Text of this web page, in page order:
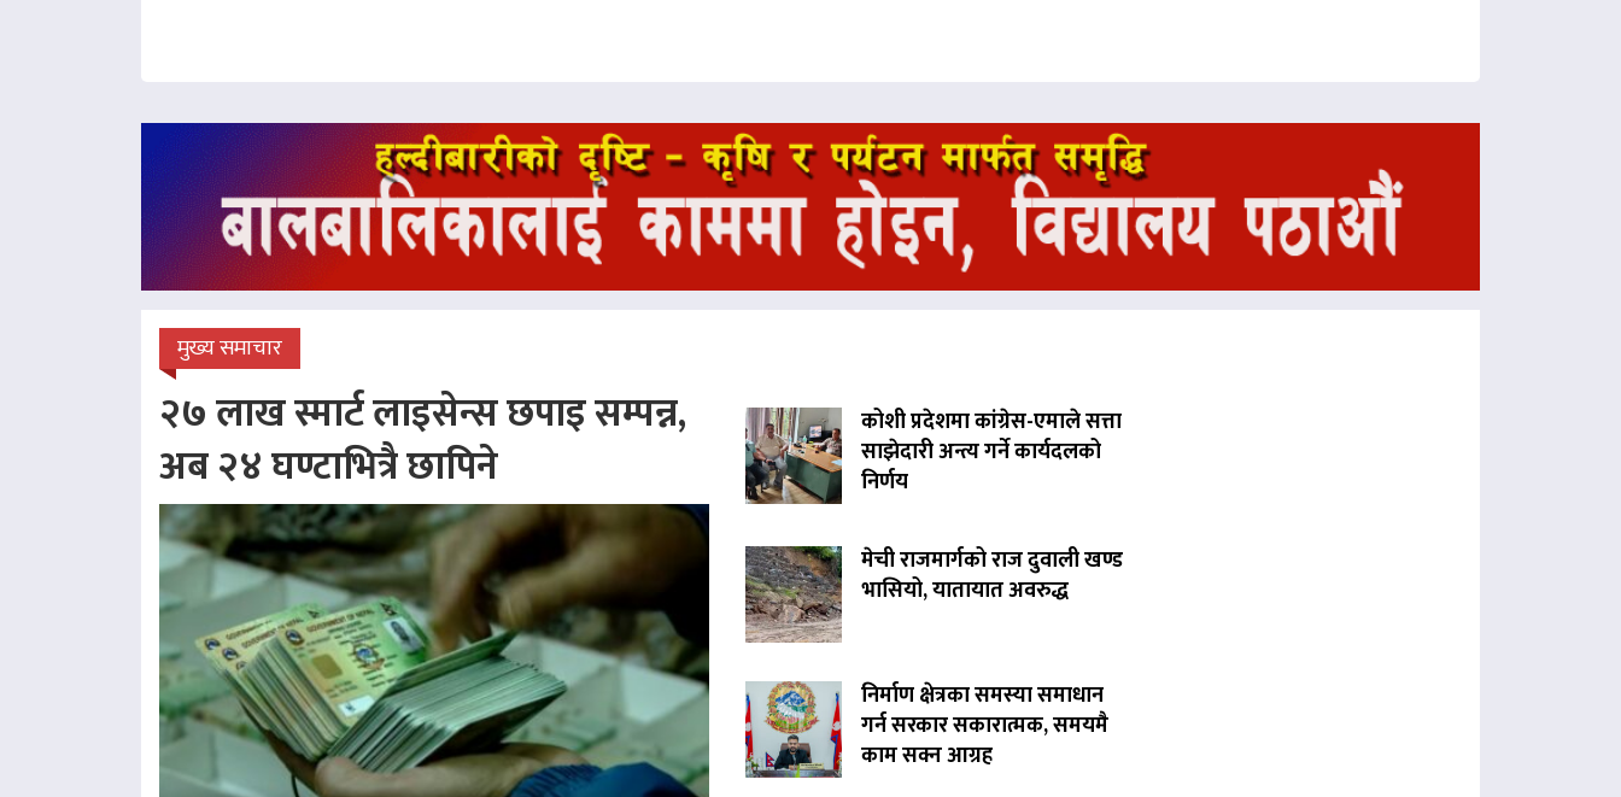
मुख्य समाचार
२७ लाख स्मार्ट लाइसेन्स छपाइ सम्पन्न,
अब २४ घण्टाभित्रै छापिने
कोशी प्रदेशमा कांग्रेस-एमाले सत्ता
साझेदारी अन्त्य गर्ने कार्यदलको
निर्णय
मेची राजमार्गको राज दुवाली खण्ड
भासियो, यातायात अवरुद्ध
निर्माण क्षेत्रका समस्या समाधान
गर्न सरकार सकारात्मक, समयमै
काम सक्न आग्रह